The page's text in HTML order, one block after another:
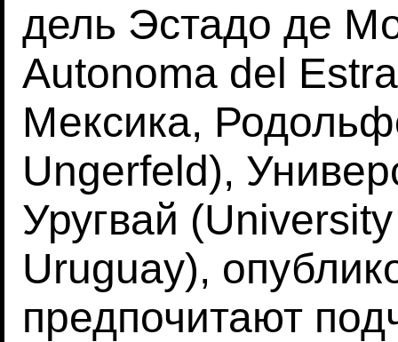
дель Эстадо де
Autonoma del
Мексика,
Ungerfeld),
Уругвай
Uruguay),
предпочитают